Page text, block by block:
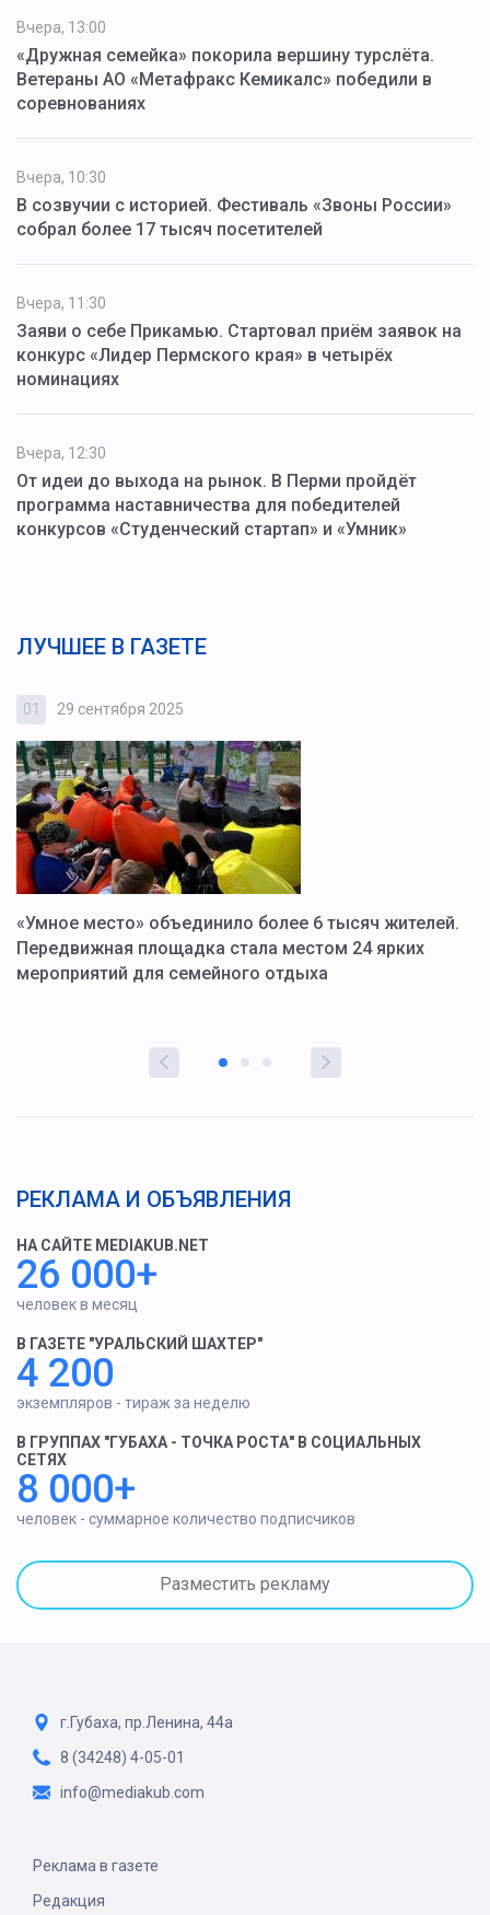
Вчера, 13:00
«Дружная семейка» покорила вершину турслёта.
Ветераны АО «Метафракс Кемикалс» победили в
соревнованиях
Вчера, 10:30
В созвучии с историей. Фестиваль «Звоны России»
собрал более 17 тысяч посетителей
Вчера, 11:30
Заяви о себе Прикамью. Стартовал приём заявок на
конкурс «Лидер Пермского края» в четырёх
номинациях
Вчера, 12:30
От идеи до выхода на рынок. В Перми пройдёт
программа наставничества для победителей
конкурсов «Студенческий стартап» и «Умник»
ЛУЧШЕЕ В ГАЗЕТЕ
01 29 сентября 2025
«Умное место» объединило более 6 тысяч жителей.
Передвижная площадка стала местом 24 ярких
мероприятий для семейного отдыха
РЕКЛАМА И ОБЪЯВЛЕНИЯ
НА САЙТЕ MEDIAKUB.NET
26 000+
человек в месяц
В ГАЗЕТЕ "УРАЛЬСКИЙ ШАХТЕР"
4 200
экземпляров - тираж за неделю
В ГРУППАХ "ГУБАХА - ТОЧКА РОСТА" В СОЦИАЛЬНЫХ
СЕТЯХ
8 000+
человек - суммарное количество подписчиков
Разместить рекламу
г.Губаха, пр.Ленина, 44а
8 (34248) 4-05-01
info@mediakub.com
Реклама в газете
Редакция